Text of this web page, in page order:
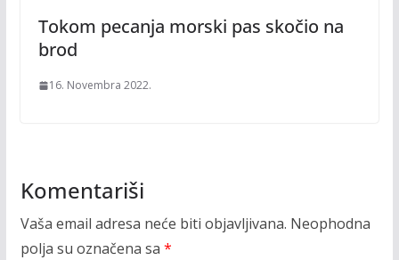
Tokom pecanja morski pas skočio na
brod
16. Novembra 2022.
Komentariši
Vaša email adresa neće biti objavljivana. Neophodna
polja su označena sa *